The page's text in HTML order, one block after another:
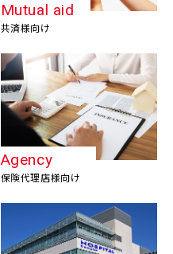
Mutual aid
共済様向け
Agency
保険代理店様向け